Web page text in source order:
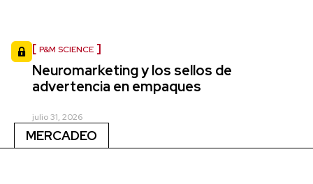
P&M SCIENCE
Neuromarketing y los sellos de
advertencia en empaques
julio 31, 2026
MERCADEO